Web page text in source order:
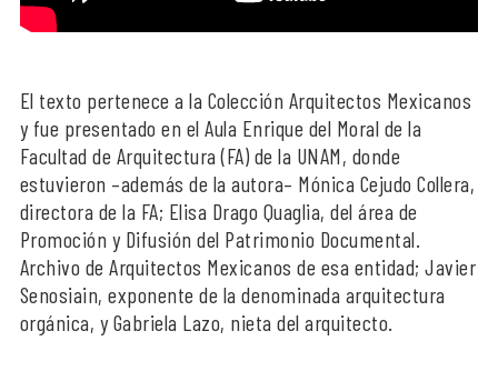
El texto pertenece a la Colección Arquitectos Mexicanos
y fue presentado en el Aula Enrique del Moral de la
Facultad de Arquitectura (FA) de la UNAM, donde
estuvieron –además de la autora– Mónica Cejudo Collera,
directora de la FA; Elisa Drago Quaglia, del área de
Promoción y Difusión del Patrimonio Documental.
Archivo de Arquitectos Mexicanos de esa entidad; Javier
Senosiain, exponente de la denominada arquitectura
orgánica, y Gabriela Lazo, nieta del arquitecto.